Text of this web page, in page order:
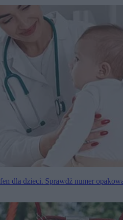
dla dzieci. Sprawdź numer